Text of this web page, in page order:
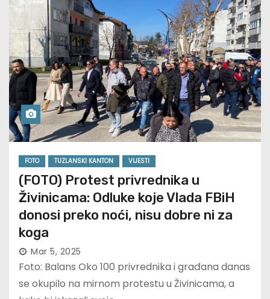
FOTO TUZLANSKI KANTON VIJESTI
(FOTO) Protest privrednika u
Živinicama: Odluke koje Vlada FBiH
donosi preko noći, nisu dobre ni za
koga
Mar 5, 2025
Foto: Balans Oko 100 privrednika i građana danas
se okupilo na mirnom protestu u Živinicama, a